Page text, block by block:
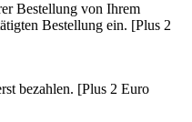
Bestellung von Ihrem
Bestellung ein. [Plus 2
bezahlen. [Plus 2 Euro